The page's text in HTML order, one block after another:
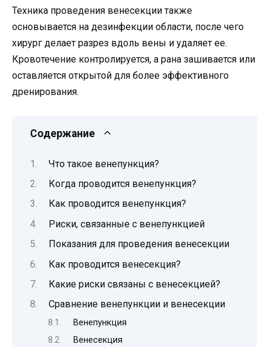
Техника проведения венесекции также
основывается на дезинфекции области, после чего
хирург делает разрез вдоль вены и удаляет ее.
Кровотечение контролируется, а рана зашивается или
оставляется открытой для более эффективного
дренирования.
Содержание
Что такое венепункция?
Когда проводится венепункция?
Как проводится венепункция?
Риски, связанные с венепункцией
Показания для проведения венесекции
Как проводится венесекция?
Какие риски связаны с венесекцией?
Сравнение венепункции и венесекции
Венепункция
Венесекция